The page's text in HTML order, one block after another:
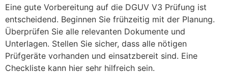
Eine gute Vorbereitung auf die DGUV V3 Prüfung ist
entscheidend. Beginnen Sie frühzeitig mit der Planung.
Überprüfen Sie alle relevanten Dokumente und
Unterlagen. Stellen Sie sicher, dass alle nötigen
Prüfgeräte vorhanden und einsatzbereit sind. Eine
Checkliste kann hier sehr hilfreich sein.